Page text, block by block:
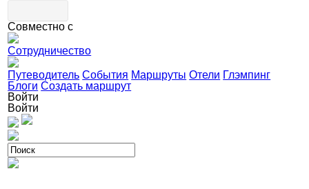
Совместно с
Сотрудничество
Путеводитель События Маршруты Отели Глэмпинг
Блоги Создать маршрут
Войти
Войти